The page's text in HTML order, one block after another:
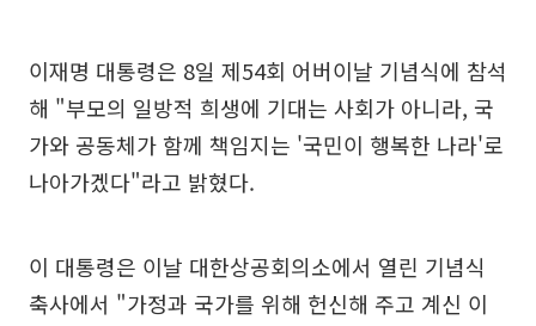
이재명 대통령은 8일 제54회 어버이날 기념식에 참석
해 "부모의 일방적 희생에 기대는 사회가 아니라, 국
가와 공동체가 함께 책임지는 '국민이 행복한 나라'로
나아가겠다"라고 밝혔다.
이 대통령은 이날 대한상공회의소에서 열린 기념식
축사에서 "가정과 국가를 위해 헌신해 주고 계신 이